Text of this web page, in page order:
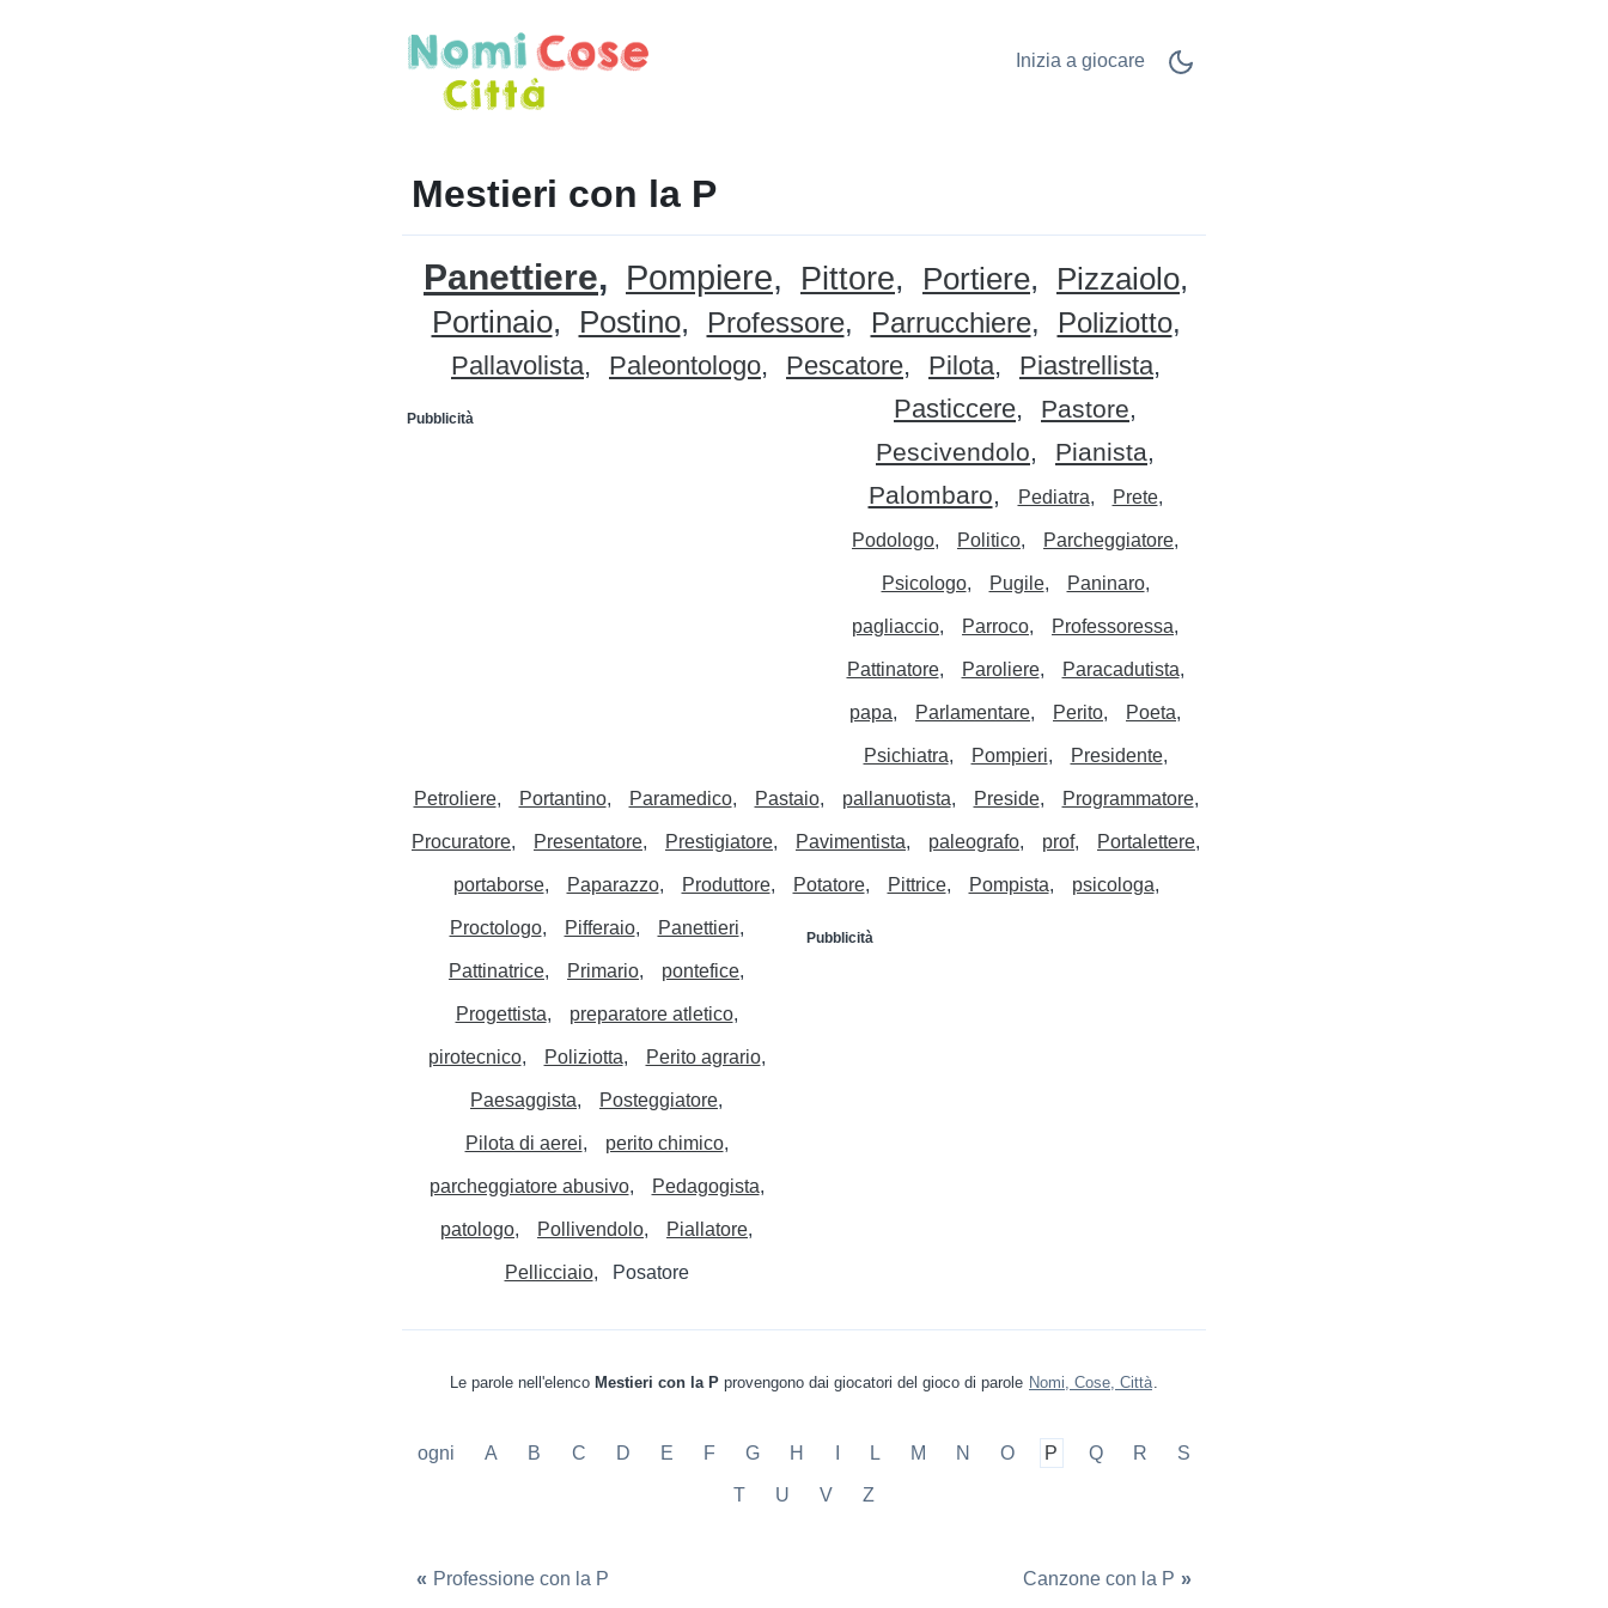
Inizia a giocare
Mestieri con la P
Panettiere Pompiere Pittore Portiere
Pizzaiolo
Portinaio
Postino Professore Parrucchiere Poliziotto
Pallavolista Paleontologo Pescatore Pilota Piastrellista
Pubblicità Pasticcere
Pastore
Pescivendolo
Pianista
Palombaro
Pediatra Prete
Podologo Politico Parcheggiatore
Psicologo Pugile Paninaro
pagliaccio Parroco Professoressa
Pattinatore Paroliere Paracadutista
papa Parlamentare Perito Poeta
Psichiatra Pompieri Presidente
Petroliere Portantino Paramedico Pastaio pallanuotista Preside Programmatore
Procuratore Presentatore Prestigiatore Pavimentista paleografo prof Portalettere
portaborse Paparazzo Produttore Potatore Pittrice
Pubblicità
Pompista psicologa
Proctologo Pifferaio Panettieri
Pattinatrice Primario pontefice
Progettista preparatore atletico
pirotecnico Poliziotta Perito agrario
Paesaggista Posteggiatore
Pilota di aerei perito chimico
parcheggiatore abusivo Pedagogista
patologo Pollivendolo Piallatore
Pellicciaio Posatore
Le parole nell'elenco Mestieri con la P provengono dai giocatori del gioco di parole Nomi, Cose, Città.
ogni A B C D E F G H L M N O P Q R S
T U V Z
« Professione con la P Canzone con la P »